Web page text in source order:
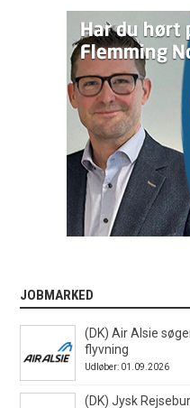
JOBMARKED
(DK) Air Alsie
flyvning
Udløber: 01.09.2026
(DK) Jysk